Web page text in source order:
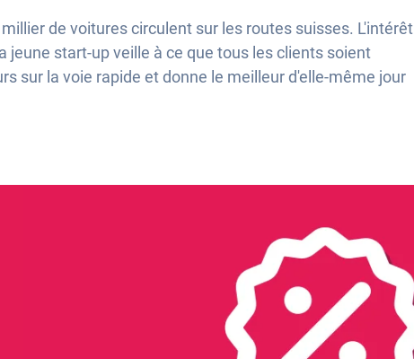
de voitures circulent sur les routes suisses. L'intérêt
start-up veille à ce que tous les clients soient
sur la voie rapide et donne le meilleur d'elle-même jour